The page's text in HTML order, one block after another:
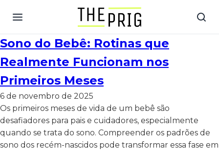
Sono do Bebê: Rotinas que
Realmente Funcionam nos
Primeiros Meses
6 de novembro de 2025
Os primeiros meses de vida de um bebê são
desafiadores para pais e cuidadores, especialmente
quando se trata do sono. Compreender os padrões de
sono dos recém-nascidos pode transformar essa fase em